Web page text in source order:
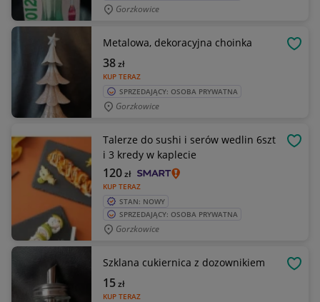
Gorzkowice
Metalowa, dekoracyjna choinka
KUP TERAZ
38zł
SPRZEDAJĄCY: OSOBA PRYWATNA
Gorzkowice
Talerze do sushi i serów wedlin 6szt
i 3 kredy w kaplecie
KUP TERAZ
120zł
STAN: NOWY
SPRZEDAJĄCY: OSOBA PRYWATNA
Gorzkowice
Szklana cukiernica z dozownikiem
KUP TERAZ
15zł